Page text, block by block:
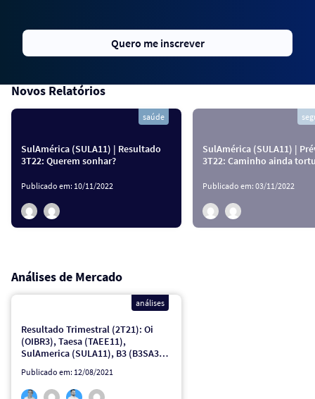
Quero me inscrever
Novos Relatórios
saúde
SulAmérica (SULA11) | Resultado
3T22: Querem sonhar?
Publicado em: 10/11/2022
SulAmérica (SULA11) |
3T22: Caminho ainda
Publicado em: 03/11/2022
Análises de Mercado
análises
Resultado Trimestral (2T21): Oi
(OIBR3), Taesa (TAEE11),
SulAmerica (SULA11), B3 (B3SA3),
Hapvida (HAPV3)
Publicado em: 12/08/2021